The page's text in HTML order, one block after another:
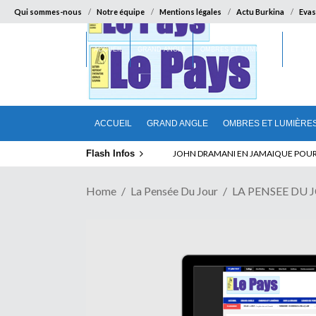
Qui sommes-nous Notre équipe Mentions légales Actu Burkina
ACCUEIL GRAND ANGLE OMBRES ET
ACCUEIL GRAND ANGLE OMBRES ET LUMIÈRES
Flash Infos JOHN DRAMANI EN JAMAIQUE
ELECTION DE TALON A LA TETE
Home La Pensée Du Jour LA PENSEE DU